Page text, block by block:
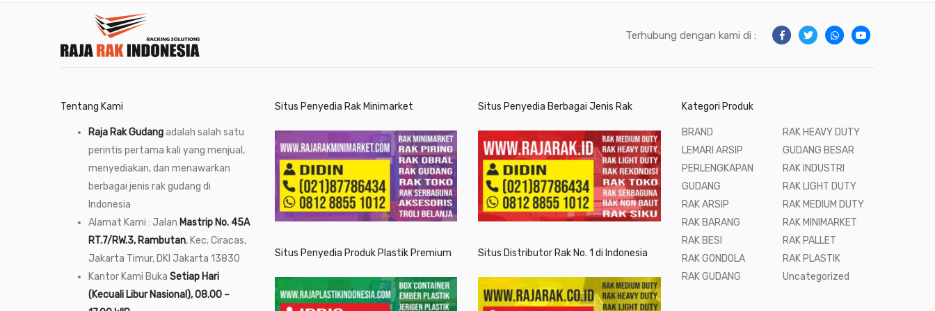
Terhubung dengan kami di :
Tentang Kami
Raja Rak Gudangadalah salah satu
perintis pertama kali yang menjual,
menyediakan, dan menawarkan
berbagai jenis rak gudang di
Indonesia
Alamat Kami : Jalan Mastrip No. 45A
RT.7/RW.3, Rambutan, Kec. Ciracas,
Jakarta Timur, DKI Jakarta 13830
Kantor Kami Buka Setiap Hari
(Kecuali Libur Nasional), 08.00 –
Situs Penyedia Rak Minimarket
Situs Penyedia Produk Plastik Premium
Situs Penyedia Berbagai Jenis Rak
Situs Distributor Rak No. 1 di Indonesia
Kategori Produk
BRAND
LEMARI ARSIP
PERLENGKAPAN
GUDANG
RAK ARSIP
RAK BARANG
RAK BESI
RAK GONDOLA
RAK GUDANG
RAK HEAVY DUTY
GUDANG BESAR
RAK INDUSTRI
RAK LIGHT DUTY
RAK MEDIUM DUTY
RAK MINIMARKET
RAK PALLET
RAK PLASTIK
Uncategorized